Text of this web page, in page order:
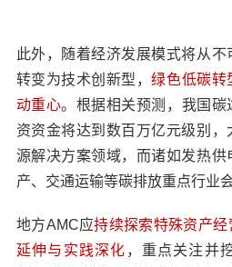
此外，随着经济发展模式将从
转变为技术创新型，绿色低碳转
动重心。根据相关预测，我国
资资金将达到数百万亿元级别
源解决方案领域，而诸如发热
产、交通运输等碳排放重点行业
地方AMC应持续探索特殊资产
延伸与实践深化 ，重点关注并